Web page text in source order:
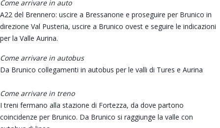
Come arrivare in auto
A22 del Brennero: uscire a Bressanone e proseguire per Brunico in
direzione Val Pusteria, uscire a Brunico ovest e seguire le indicazioni
per la Valle Aurina.
Come arrivare in autobus
Da Brunico collegamenti in autobus per le valli di Tures e Aurina
Come arrivare in treno
I treni fermano alla stazione di Fortezza, da dove partono
coincidenze per Brunico. Da Brunico si raggiunge la valle con